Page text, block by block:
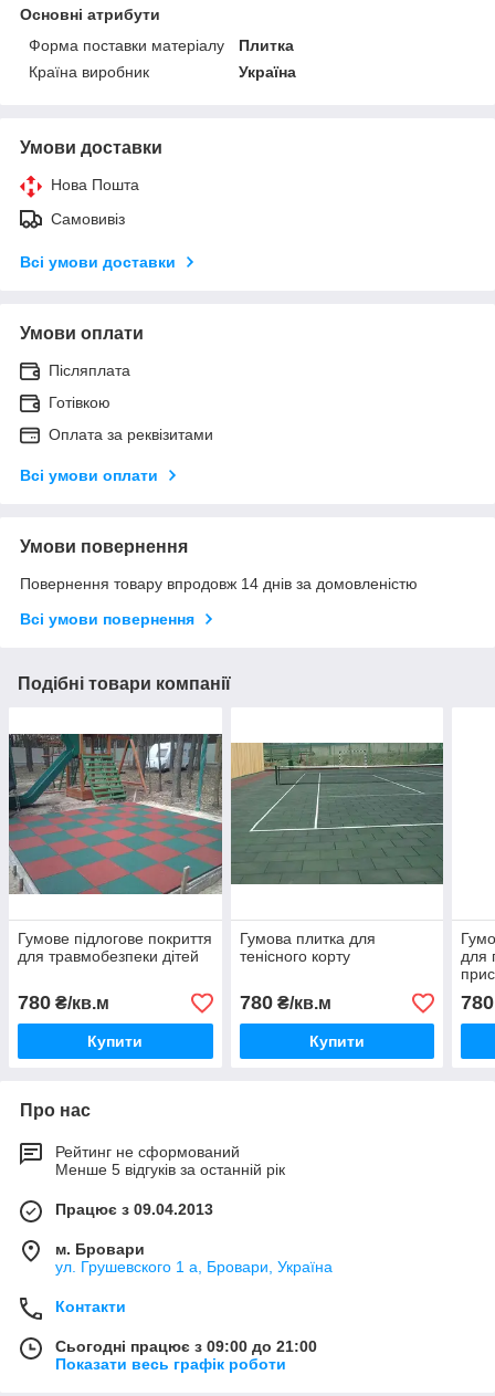
Основні атрибути
Форма поставки матеріалу
Плитка
Країна виробник
Україна
Умови доставки
Нова Пошта
Самовивіз
Всі умови доставки
Умови оплати
Післяплата
Готівкою
Оплата за реквізитами
Всі умови оплати
Умови повернення
Повернення товару впродовж 14 днів за домовленістю
Всі умови повернення
Подібні товари компанії
Гумове підлогове покриття
для травмобезпеки дітей
780 ₴/кв.м
Купити
Гумова плитка для
тенісного корту
780₴/кв.м
Купити
для
780
Про нас
Рейтинг не сформований
Менше 5 відгуків за останній рік
Працює з 09.04.2013
м. Бровари
ул. Грушевского 1 а, Бровари, Україна
Контакти
Сьогодні працює з 09:00 до 21:00
Показати весь графік роботи